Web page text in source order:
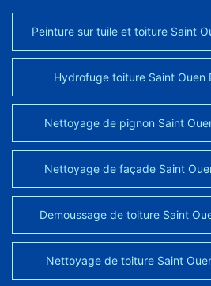
Peinture sur tuile et toiture Saint
Hydrofuge toiture Saint Ouen
Nettoyage de pignon Saint
Nettoyage de façade Saint
Demoussage de toiture Saint
Nettoyage de toiture Saint